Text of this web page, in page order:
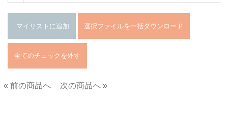
« 前の商品へ
次の商品へ »